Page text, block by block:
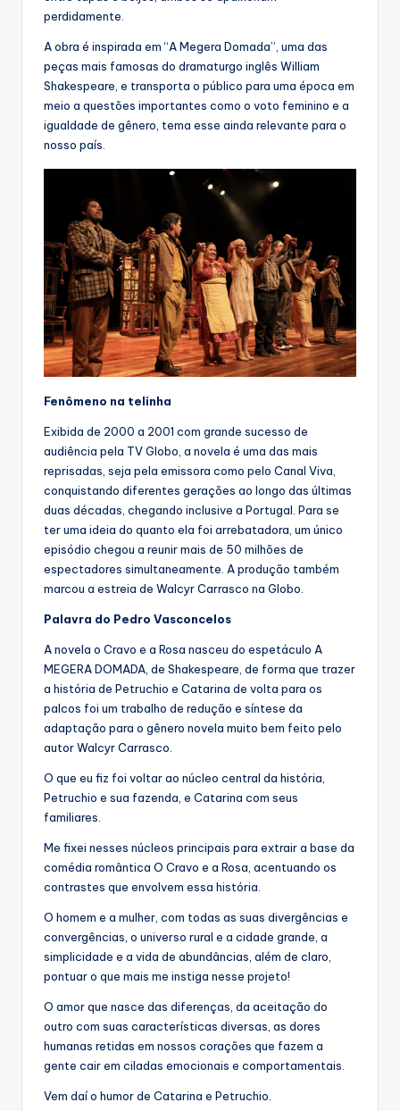
perdidamente.
A obra é inspirada em “A Megera Domada”, uma das
peças mais famosas do dramaturgo inglês William
Shakespeare, e transporta o público para uma época em
meio a questões importantes como o voto feminino e a
igualdade de gênero, tema esse ainda relevante para o
nosso país.
Fenômeno na telinha
Exibida de 2000 a 2001 com grande sucesso de
audiência pela TV Globo, a novela é uma das mais
reprisadas, seja pela emissora como pelo Canal Viva,
conquistando diferentes gerações ao longo das últimas
duas décadas, chegando inclusive a Portugal. Para se
ter uma ideia do quanto ela foi arrebatadora, um único
episódio chegou a reunir mais de 50 milhões de
espectadores simultaneamente. A produção também
marcou a estreia de Walcyr Carrasco na Globo.
Palavra do Pedro Vasconcelos
A novela o Cravo e a Rosa nasceu do espetáculo A
MEGERA DOMADA, de Shakespeare, de forma que trazer
a história de Petruchio e Catarina de volta para os
palcos foi um trabalho de redução e síntese da
adaptação para o gênero novela muito bem feito pelo
autor Walcyr Carrasco.
O que eu fiz foi voltar ao núcleo central da história,
Petruchio e sua fazenda, e Catarina com seus
familiares.
Me fixei nesses núcleos principais para extrair a base da
comédia romântica O Cravo e a Rosa, acentuando os
contrastes que envolvem essa história.
O homem e a mulher, com todas as suas divergências e
convergências, o universo rural e a cidade grande, a
simplicidade e a vida de abundâncias, além de claro,
pontuar o que mais me instiga nesse projeto!
O amor que nasce das diferenças, da aceitação do
outro com suas características diversas, as dores
humanas retidas em nossos corações que fazem a
gente cair em ciladas emocionais e comportamentais.
Vem daí o humor de Catarina e Petruchio.